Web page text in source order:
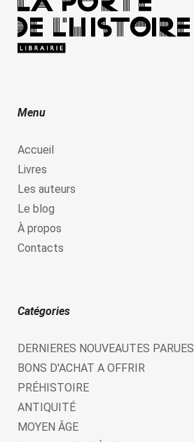
Menu
Accueil
Livres
Les auteurs
Le blog
À propos
Contacts
Catégories
DERNIERES NOUVEAUTES PARUES
BONS D'ACHAT A OFFRIR
PRÉHISTOIRE
ANTIQUITÉ
MOYEN ÂGE